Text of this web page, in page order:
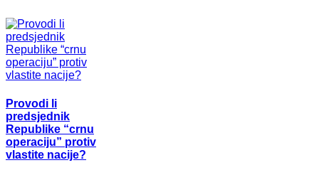
Provodi li
predsjednik
Republike “crnu
operaciju” protiv
vlastite nacije?